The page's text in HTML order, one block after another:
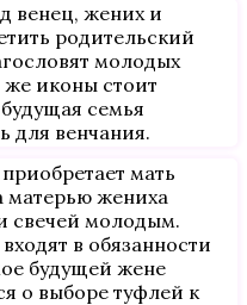
венец, жених и
родительский
молодых
иконы стоит
семья
для венчания.
мать
матерью жениха
свечей молодым.
в обязанности
будущей жене
о выборе туфлей к